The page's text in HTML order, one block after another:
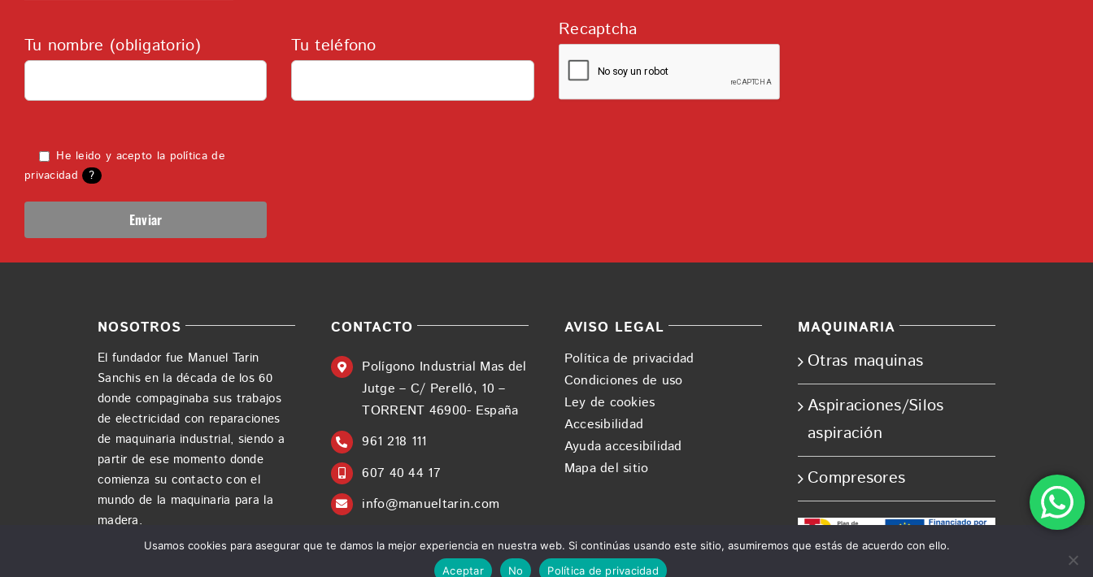
Tu nombre (obligatorio) Tu teléfono
Recaptcha
He leido y acepto la política de
privacidad
?
NOSOTROS
El fundador fue Manuel Tarin
Sanchis en la década de los 60
donde compaginaba sus trabajos
de electricidad con reparaciones
de maquinaria industrial, siendo a
partir de ese momento donde
comienza su contacto con el
mundo de la maquinaria para la
madera.
CONTACTO
Polígono Industrial Mas del
Jutge – C/ Perelló, 10 –
TORRENT 46900- España
961 218 111
607 40 44 17
info@manueltarin.com
AVISO LEGAL
Política de privacidad
Condiciones de uso
Ley de cookies
Accesibilidad
Ayuda accesibilidad
Mapa del sitio
MAQUINARIA
Otras maquinas
Aspiraciones/Silos
aspiración
Compresores
Usamos cookies para asegurar que te damos la mejor experiencia en nuestra web. Si continúas usando este sitio, asumiremos que estás de acuerdo con ello.
Aceptar
No Política de privacidad